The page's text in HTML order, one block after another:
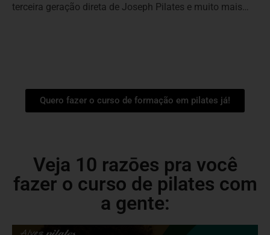
terceira geração direta de Joseph Pilates e muito mais…
Quero fazer o curso de formação em pilates já!
Veja 10 razōes pra você
fazer o curso de pilates com
a gente: